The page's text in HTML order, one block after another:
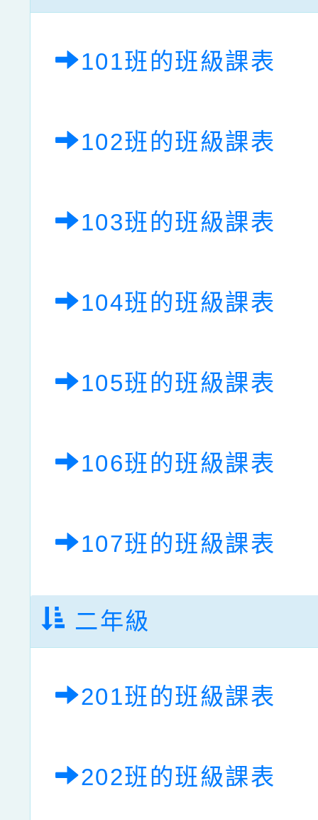
101班的班級課表
102班的班級課表
103班的班級課表
104班的班級課表
105班的班級課表
106班的班級課表
107班的班級課表
二年級
201班的班級課表
202班的班級課表